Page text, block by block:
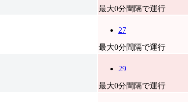
最大0分間隔で運行
27
最大0分間隔で運行
29
最大0分間隔で運行